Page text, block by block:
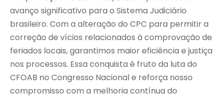
avanço significativo para o Sistema Judiciário
brasileiro. Com a alteração do CPC para permitir a
correção de vícios relacionados à comprovação de
feriados locais, garantimos maior eficiência e justiça
nos processos. Essa conquista é fruto da luta do
CFOAB no Congresso Nacional e reforça nosso
compromisso com a melhoria contínua do